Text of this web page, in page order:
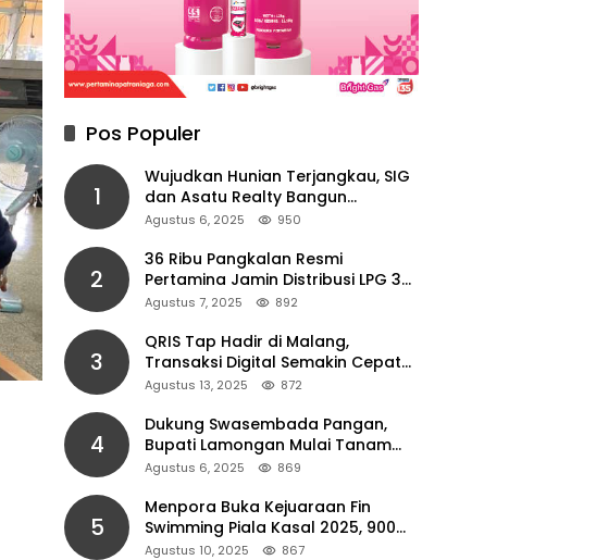
Pos Populer
1
Wujudkan Hunian Terjangkau, SIG
dan Asatu Realty Bangun
Perumahan di Cianjur
Agustus 6, 2025 950
2
36 Ribu Pangkalan Resmi
Pertamina Jamin Distribusi LPG 3
Kg Aman di Jawa Timur
Agustus 7, 2025 892
3
QRIS Tap Hadir di Malang,
Transaksi Digital Semakin Cepat
dan Mudah dengan Teknologi NFC
Agustus 13, 2025 872
4
Dukung Swasembada Pangan,
Bupati Lamongan Mulai Tanam
Padi Musim Ketiga
Agustus 6, 2025 869
5
Menpora Buka Kejuaraan Fin
Swimming Piala Kasal 2025, 900
Atlet Ambil Bagian
Agustus 10, 2025 867